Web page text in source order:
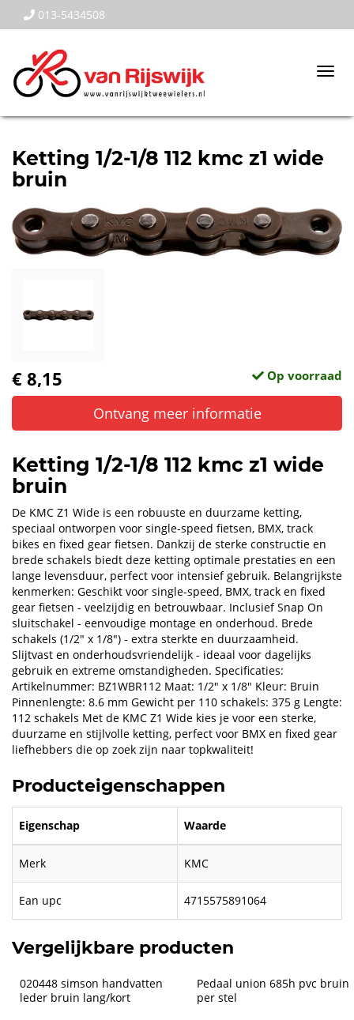
013-5434508
Ketting 1/2-1/8 112 kmc z1 wide
bruin
€ 8,15 Op voorraad
Ontvang meer informatie
Ketting 1/2-1/8 112 kmc z1 wide
bruin
De KMC Z1 Wide is een robuuste en duurzame ketting,
speciaal ontworpen voor single-speed fietsen, BMX, track
bikes en fixed gear fietsen. Dankzij de sterke constructie en
brede schakels biedt deze ketting optimale prestaties en een
lange levensduur, perfect voor intensief gebruik. Belangrijkste
kenmerken: Geschikt voor single-speed, BMX, track en fixed
gear fietsen - veelzijdig en betrouwbaar. Inclusief Snap On
sluitschakel - eenvoudige montage en onderhoud. Brede
schakels (1/2" x 1/8") - extra sterkte en duurzaamheid.
Slijtvast en onderhoudsvriendelijk - ideaal voor dagelijks
gebruik en extreme omstandigheden. Specificaties:
Artikelnummer: BZ1WBR112 Maat: 1/2" x 1/8" Kleur: Bruin
Pinnenlengte: 8.6 mm Gewicht per 110 schakels: 375 g Lengte:
112 schakels Met de KMC Z1 Wide kies je voor een sterke,
duurzame en stijlvolle ketting, perfect voor BMX en fixed gear
liefhebbers die op zoek zijn naar topkwaliteit!
Producteigenschappen
Eigenschap Waarde
Merk KMC
Ean upc 4715575891064
Vergelijkbare producten
020448 simson handvatten
leder bruin lang/kort
Pedaal union 685h pvc bruin
per stel